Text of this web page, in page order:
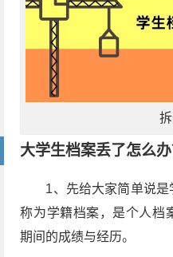
大学生档案丢了怎么办
1、先给大家简单说
称为学籍档案，是个人档
期间的成绩与经历。